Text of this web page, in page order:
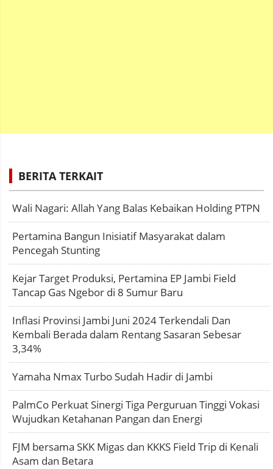
BERITA TERKAIT
Wali Nagari: Allah Yang Balas Kebaikan Holding PTPN
Pertamina Bangun Inisiatif Masyarakat dalam
Pencegah Stunting
Kejar Target Produksi, Pertamina EP Jambi Field
Tancap Gas Ngebor di 8 Sumur Baru
Inflasi Provinsi Jambi Juni 2024 Terkendali Dan
Kembali Berada dalam Rentang Sasaran Sebesar
3,34%
Yamaha Nmax Turbo Sudah Hadir di Jambi
PalmCo Perkuat Sinergi Tiga Perguruan Tinggi Vokasi
Wujudkan Ketahanan Pangan dan Energi
FJM bersama SKK Migas dan KKKS Field Trip di Kenali
Asam dan Betara